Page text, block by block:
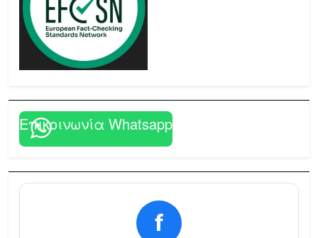
Επικοινωνία Whatsapp
f